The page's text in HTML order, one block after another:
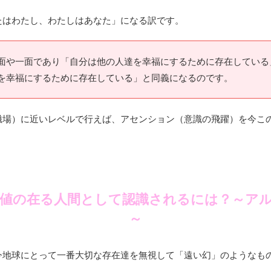
わたし、わたしはあなた」になる訳です。
や一面であり「自分は他の人達を幸福にするために存在してい
福にするために存在している」と同義になるのです。
）に近いレベルで行えば、アセンション（意識の飛躍）を今こ
の在る人間として認識されるには？～ア
～
球にとって一番大切な存在達を無視して「遠い幻」のようなも